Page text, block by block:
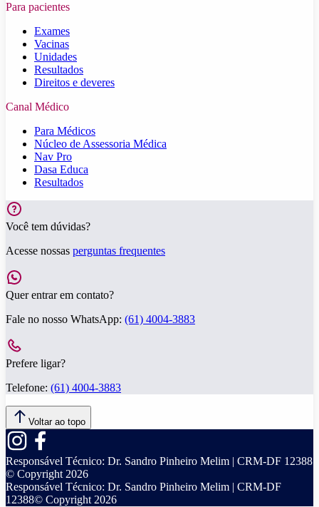
Para pacientes
Exames
Vacinas
Unidades
Resultados
Direitos e deveres
Canal Médico
Para Médicos
Núcleo de Assessoria Médica
Nav Pro
Dasa Educa
Resultados
Você tem dúvidas?
Acesse nossas perguntas frequentes
Quer entrar em contato?
Fale no nosso WhatsApp: (61) 4004-3883
Prefere ligar?
Telefone: (61) 4004-3883
Voltar ao topo
Responsável Técnico: Dr. Sandro Pinheiro Melim | CRM-DF 12388
© Copyright 2026
Responsável Técnico: Dr. Sandro Pinheiro Melim | CRM-DF
12388© Copyright 2026